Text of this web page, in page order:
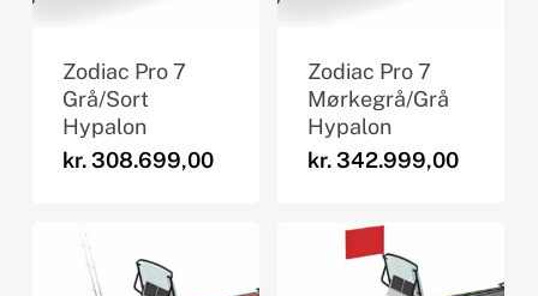
Zodiac Pro 7
Grå/Sort
Hypalon
kr.308.699,00
Zodiac Pro 7
Mørkegrå/Grå
Hypalon
kr.342.999,00